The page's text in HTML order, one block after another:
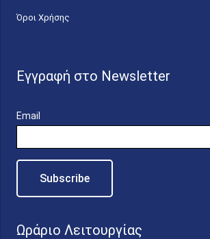
Όροι Χρήσης
Εγγραφή στο Newsletter
Email
Ωράριο Λειτουργίας